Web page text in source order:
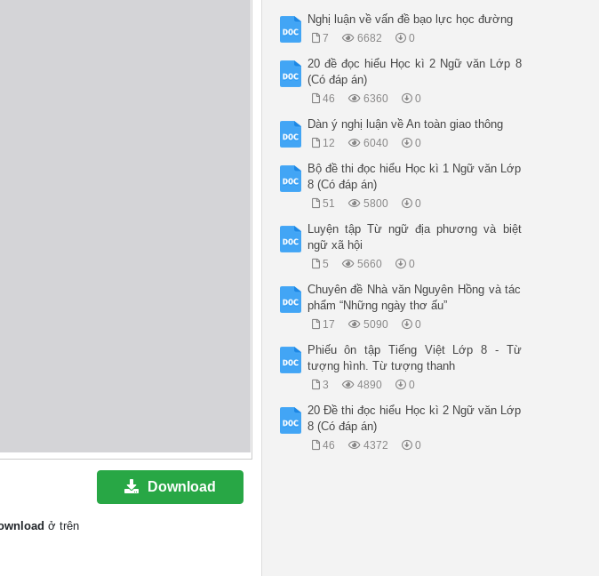
Download
ở trên
Nghị luận về vấn đề bạo lực học đường
7 6682 0
20 đề đọc hiểu Học kì 2 Ngữ văn Lớp 8
(Có đáp án)
46 6360 0
Dàn ý nghị luận về An toàn giao thông
12 6040 0
Bộ đề thi đọc hiểu Học kì 1 Ngữ văn Lớp
8 (Có đáp án)
51 5800 0
Luyện tập Từ ngữ địa phương và biệt
ngữ xã hội
5 5660 0
Chuyên đề Nhà văn Nguyên Hồng và tác
phẩm “Những ngày thơ ấu”
17 5090 0
Phiếu ôn tập Tiếng Việt Lớp 8 - Từ
tượng hình. Từ tượng thanh
3 4890 0
20 Đề thi đọc hiểu Học kì 2 Ngữ văn Lớp
8 (Có đáp án)
46 4372 0